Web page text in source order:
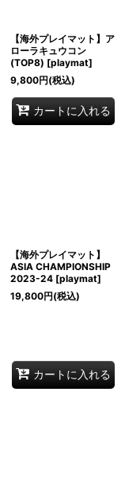
【海外プレイマット】ア
ローラキュウコン
(TOP8) [playmat]
9,800円(税込)
カートに入れる
【海外プレイマット】
ASIA CHAMPIONSHIP
2023-24 [playmat]
19,800円(税込)
カートに入れる